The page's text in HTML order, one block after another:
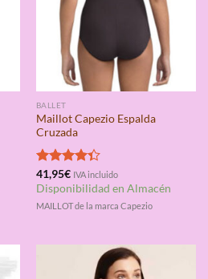
BALLET
Maillot Capezio Espalda
Cruzada
Valorado
con4.33
41,95€ IVA incluido
Disponibilidad en Almacén
MAILLOT de la marca Capezio